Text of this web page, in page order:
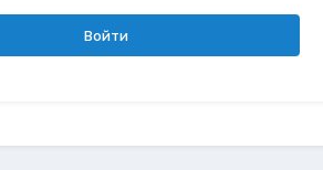
Войти